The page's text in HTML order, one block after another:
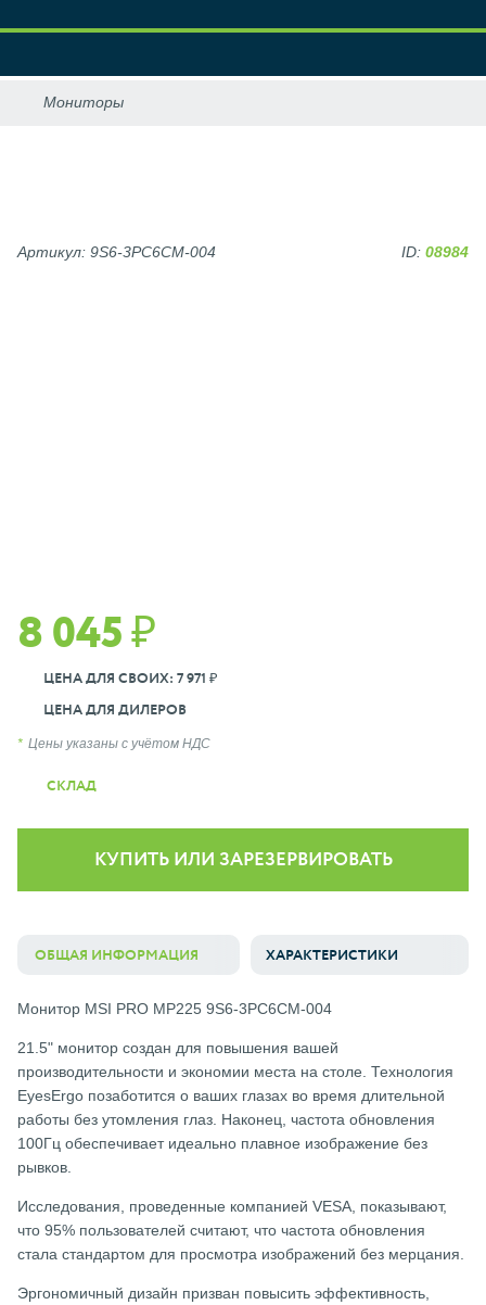
8 045 ₽
ЦЕНА ДЛЯ СВОИХ: 7 971 ₽
ЦЕНА ДЛЯ ДИЛЕРОВ
Цены указаны с учётом НДС
СКЛАД
Артикул: 9S6-3PC6CM-004 ID: 08984
КУПИТЬ ИЛИ ЗАРЕЗЕРВИРОВАТЬ
ОБЩАЯ ИНФОРМАЦИЯ ХАРАКТЕРИСТИКИ
Монитор MSI PRO MP225 9S6-3PC6CM-004
21.5" монитор создан для повышения вашей
производительности и экономии места на столе. Технология
EyesErgo позаботится о ваших глазах во время длительной
работы без утомления глаз. Наконец, частота обновления
100Гц обеспечивает идеально плавное изображение без
рывков.
Исследования, проведенные компанией VESA, показывают,
что 95% пользователей считают, что частота обновления
стала стандартом для просмотра изображений без мерцания.
Эргономичный дизайн призван повысить эффективность,